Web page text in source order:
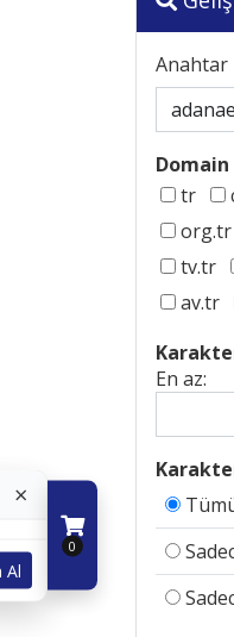
Anahtar
Domain
tr
org.tr
tv.tr
av.tr
En az:
0
×
Al